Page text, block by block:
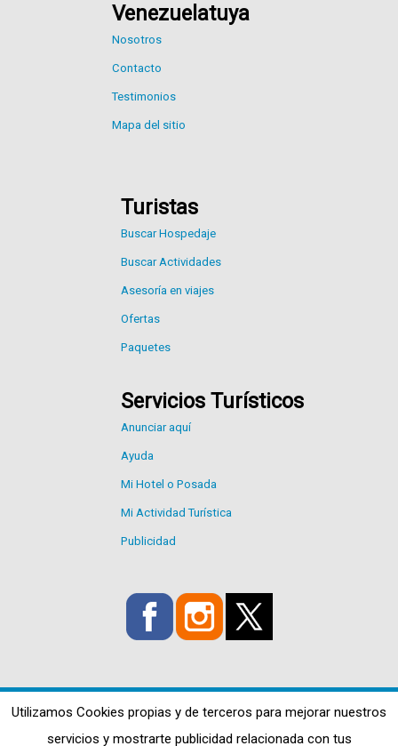
Venezuelatuya
Nosotros
Contacto
Testimonios
Mapa del sitio
Turistas
Buscar Hospedaje
Buscar Actividades
Asesoría en viajes
Ofertas
Paquetes
Servicios Turísticos
Anunciar aquí
Ayuda
Mi Hotel o Posada
Mi Actividad Turística
Publicidad
Utilizamos Cookies propias y de terceros para mejorar nuestros
servicios y mostrarte publicidad relacionada con tus